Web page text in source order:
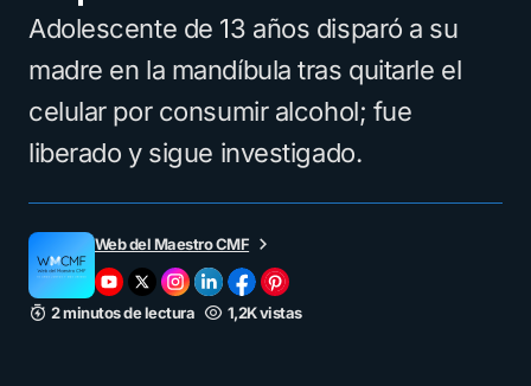
Adolescente de 13 años disparó a su
madre en la mandíbula tras quitarle el
celular por consumir alcohol; fue
liberado y sigue investigado.
Web del Maestro CMF
2 minutos de lectura 1,2K vistas